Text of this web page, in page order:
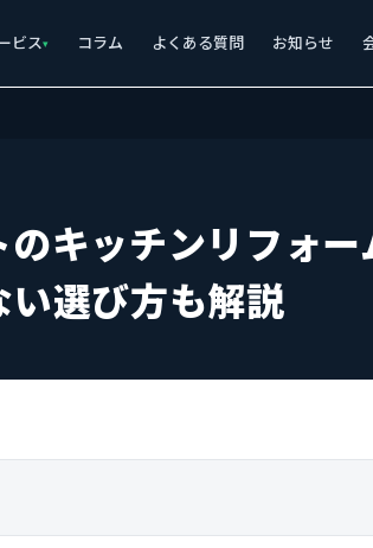
ビス コラム よくある質問 お知らせ
キッチンリフォ
選び方も解説